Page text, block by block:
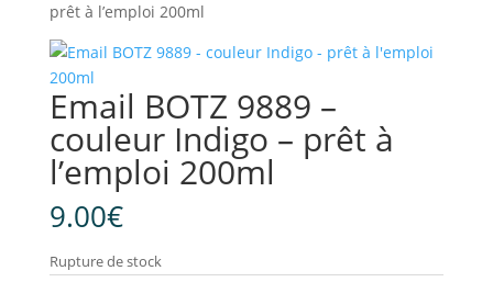
prêt à l’emploi 200ml
Email BOTZ 9889 –
couleur Indigo – prêt à
l’emploi 200ml
9.00€
Rupture de stock